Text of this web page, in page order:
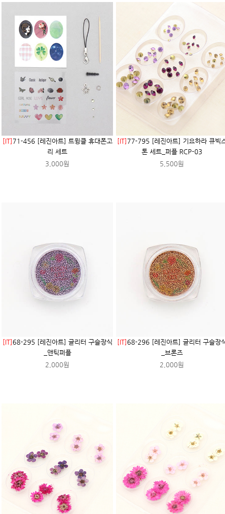
[IT] 71-456 [레진아트] 트윙클 휴대폰고
리 세트
3,000원
[IT] 77-795 [레진아트] 기요하라 큐빅
톤 세트_퍼플 RCP-03
5,500원
[IT]68-295 [레진아트] 글리터 구슬장식
_앤틱퍼플
2,000원
[IT]68-296 [레진아트] 글리터 구슬장
_브론즈
2,000원